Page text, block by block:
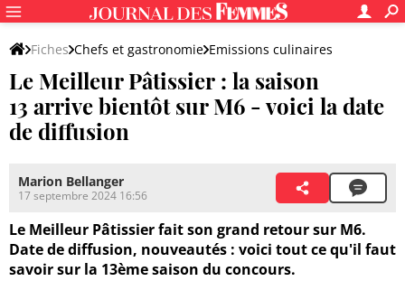
Fiches Chefs et gastronomie Emissions culinaires
Le Meilleur Pâtissier : la saison
13 arrive bientôt sur M6 - voici la date
de diffusion
Marion Bellanger
17 septembre 2024 16:56
Le Meilleur Pâtissier fait son grand retour sur M6.
Date de diffusion, nouveautés : voici tout ce qu'il faut
savoir sur la 13ème saison du concours.